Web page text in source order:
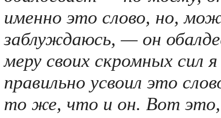
именно это слово, но,
заблуждаюсь, — он
меру своих скромных сил
правильно усвоил это
то же, что и он. Вот это,